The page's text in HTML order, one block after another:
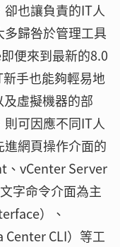
也讓負責的IT人
歸咎於管理工具
便來到最新的8.0
手也能夠輕易地
虛擬機器的部
可因應不同IT人
網頁操作介面的
、vCenter Server
字命令介面為主
）、
Center CLI）等工